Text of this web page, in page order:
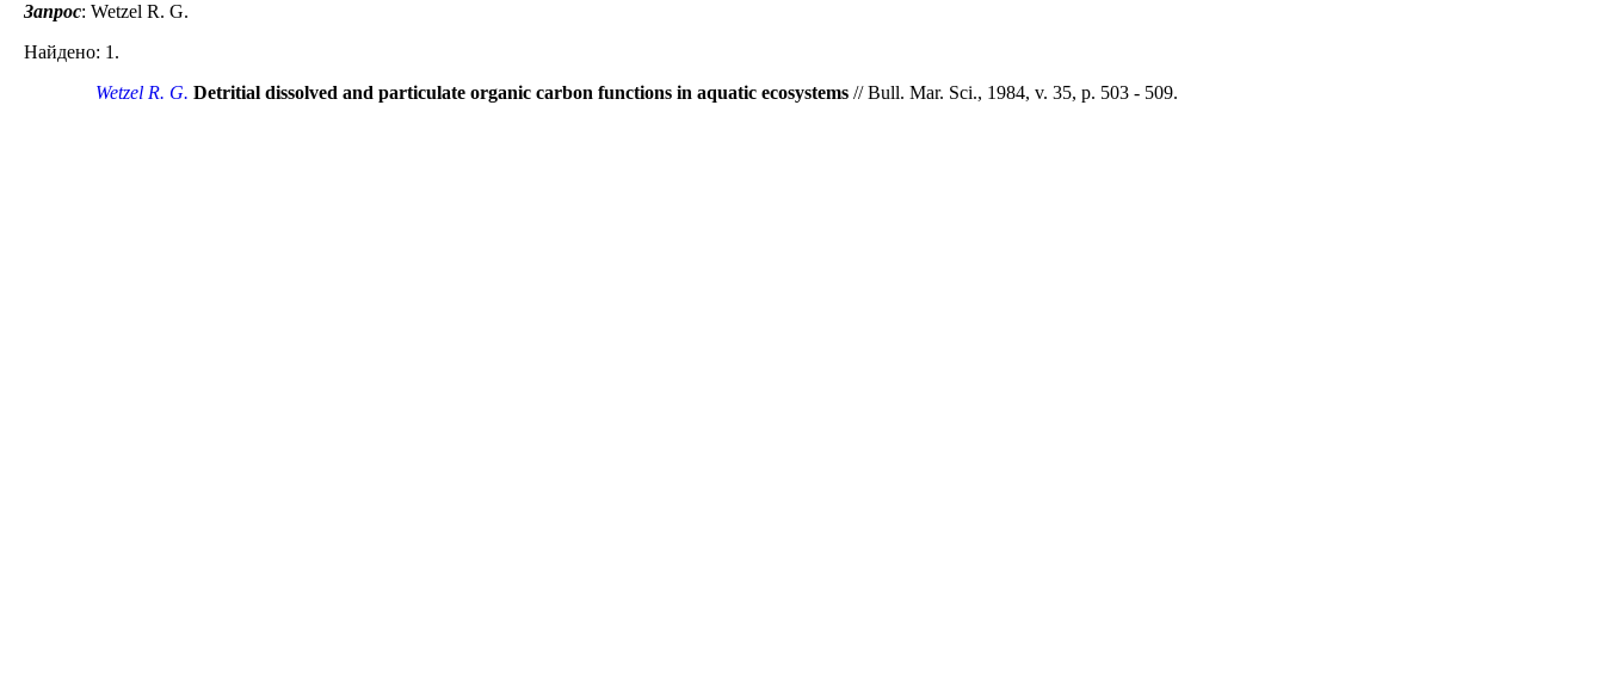
Запрос: Wetzel R. G.
Найдено: 1.
Wetzel R. G. Detritial dissolved and particulate organic carbon functions in aquatic ecosystems // Bull. Mar. Sci., 1984, v. 35, p. 503 - 509.